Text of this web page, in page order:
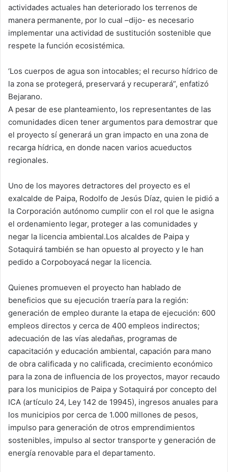
actividades actuales han deteriorado los terrenos de
manera permanente, por lo cual –dijo- es necesario
implementar una actividad de sustitución sostenible que
respete la función ecosistémica.
‘Los cuerpos de agua son intocables; el recurso hídrico de
la zona se protegerá, preservará y recuperará”, enfatizó
Bejarano.
A pesar de ese planteamiento, los representantes de las
comunidades dicen tener argumentos para demostrar que
el proyecto sí generará un gran impacto en una zona de
recarga hídrica, en donde nacen varios acueductos
regionales.
Uno de los mayores detractores del proyecto es el
exalcalde de Paipa, Rodolfo de Jesús Díaz, quien le pidió a
la Corporación autónomo cumplir con el rol que le asigna
el ordenamiento legar, proteger a las comunidades y
negar la licencia ambiental.Los alcaldes de Paipa y
Sotaquirá también se han opuesto al proyecto y le han
pedido a Corpoboyacá negar la licencia.
Quienes promueven el proyecto han hablado de
beneficios que su ejecución traería para la región:
generación de empleo durante la etapa de ejecución: 600
empleos directos y cerca de 400 empleos indirectos;
adecuación de las vías aledañas, programas de
capacitación y educación ambiental, capación para mano
de obra calificada y no calificada, crecimiento económico
para la zona de influencia de los proyectos, mayor recaudo
para los municipios de Paipa y Sotaquirá por concepto del
ICA (artículo 24, Ley 142 de 19945), ingresos anuales para
los municipios por cerca de 1.000 millones de pesos,
impulso para generación de otros emprendimientos
sostenibles, impulso al sector transporte y generación de
energía renovable para el departamento.